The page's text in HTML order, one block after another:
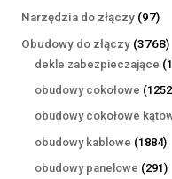
Narzędzia do złączy 9797
Obudowy do złączy 3768
dekle zabezpieczające
obudowy cokołowe 1252
obudowy cokołowe
obudowy kablowe 1884
obudowy panelowe 291